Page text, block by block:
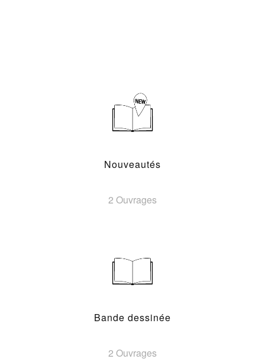
Nouveautés
2 Ouvrages
Bande dessinée
2 Ouvrages